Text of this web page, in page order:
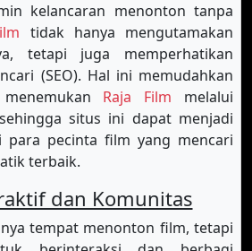
kelancaran menonton tanpa
tidak hanya mengutamakan
tetapi juga memperhatikan
(SEO). Hal ini memudahkan
Raja Film melalui
situs ini dapat menjadi
para pecinta film yang mencari
terbaik.
dan Komunitas
tempat menonton film, tetapi